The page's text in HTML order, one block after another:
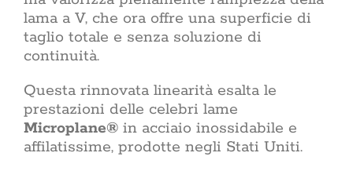
lama a V, che ora offre una superficie di
taglio totale e senza soluzione di
continuità.
Questa rinnovata linearità esalta le
prestazioni delle celebri lame
Microplane® in acciaio inossidabile e
affilatissime, prodotte negli Stati Uniti.